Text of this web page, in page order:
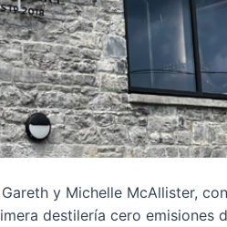
y Michelle McAllister,
destilería cero emisiones